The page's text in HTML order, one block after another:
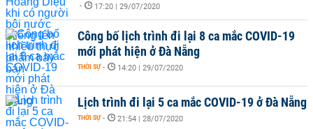
- 17:20 | 29/07/2020
Công bố lịch trình đi lại 8 ca mắc COVID-19
mới phát hiện ở Đà Nẵng
THỜI SỰ - 14:20 | 29/07/2020
Lịch trình đi lại 5 ca mắc COVID-19 ở Đà Nẵng
THỜI SỰ - 21:54 | 28/07/2020